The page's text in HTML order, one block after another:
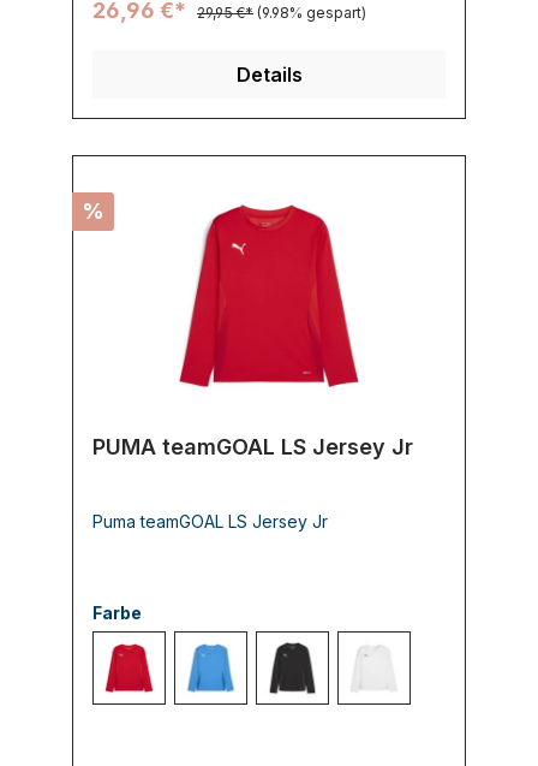
26,96 €* 29,95 €* (9.98% gespart)
Details
%
PUMA teamGOAL LS Jersey Jr
Puma teamGOAL LS Jersey Jr
Farbe
001 PUMA Red-PUMA White-Fast R
002 Electric Blue Lemonade-PUM
003 PUMA Black-PUMA White-